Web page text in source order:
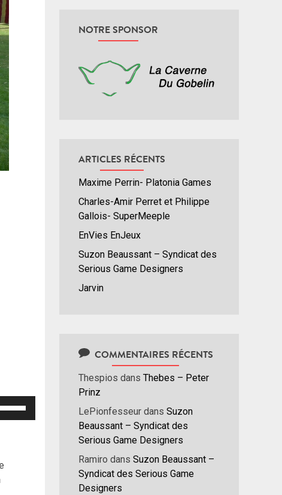
NOTRE SPONSOR
ARTICLES RÉCENTS
Maxime Perrin- Platonia Games
Charles-Amir Perret et Philippe
Gallois- SuperMeeple
EnVies EnJeux
Suzon Beaussant – Syndicat des
Serious Game Designers
Jarvin
COMMENTAIRES RÉCENTS
Thespios dans Thebes – Peter
Prinz
LePionfesseur dans Suzon
Beaussant – Syndicat des
Serious Game Designers
Ramiro dans Suzon Beaussant –
Syndicat des Serious Game
Designers